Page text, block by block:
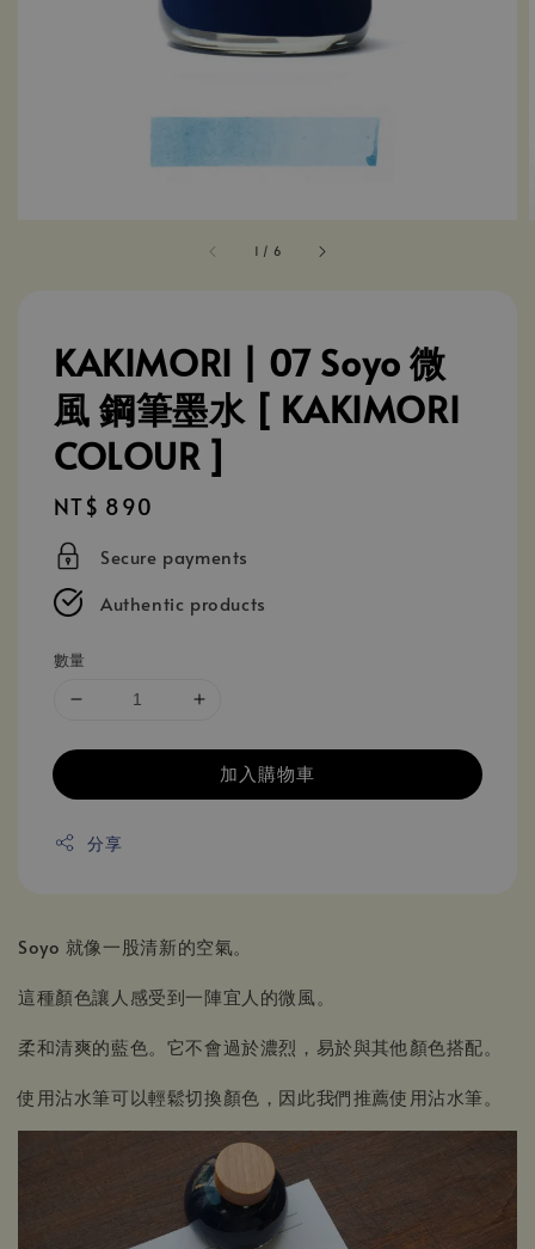
1 / 6
KAKIMORI | 07 Soyo 微
風 鋼筆墨水 [ KAKIMORI
COLOUR ]
Regular
price
NT$ 890
Secure payments
Authentic products
數量
加入購物車
分享
Soyo 就像一股清新的空氣。
這種顏色讓人感受到一陣宜人的微風。
柔和清爽的藍色。它不會過於濃烈，易於與其他顏色搭配。
使用沾水筆可以輕鬆切換顏色，因此我們推薦使用沾水筆。